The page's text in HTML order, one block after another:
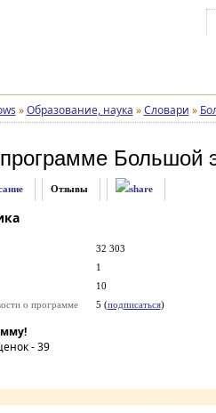
» Образование, наука » Словари »
Большой
Отзывы
32 303
1
10
о программе
5 (подписаться)
-39